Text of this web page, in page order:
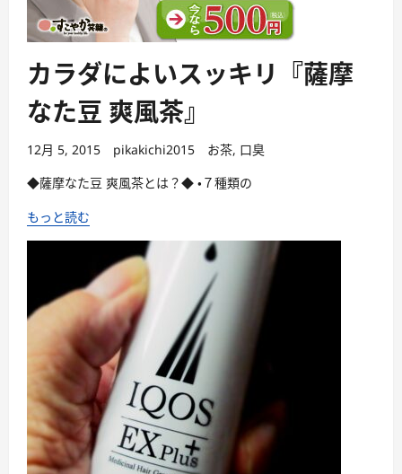
カラダによいスッキリ『薩摩
なた豆 爽風茶』
12月 5, 2015 pikakichi2015 お茶, 口臭
◆薩摩なた豆 爽風茶とは？◆ ・７種類の
もっと読む